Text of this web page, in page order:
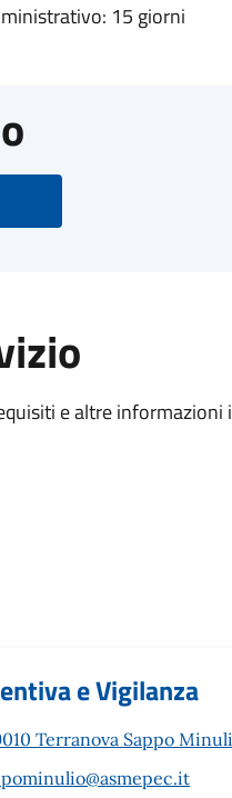
15 giorni
e altre
e Vigilanza
Terranova Sappo